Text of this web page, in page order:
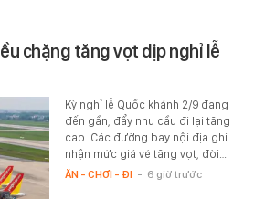
chặng tăng vọt dịp nghỉ lễ
Kỳ nghỉ lễ Quốc khánh 2/9 đang
đến gần, đẩy nhu cầu đi lại tăng
cao. Các đường bay nội địa ghi
nhận mức giá vé tăng vọt, đòi…
ĂN - CHƠI - ĐI - 6 giờ trước